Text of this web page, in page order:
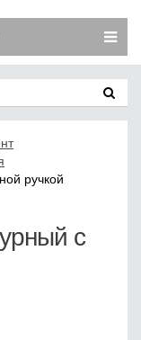
ручкой
с